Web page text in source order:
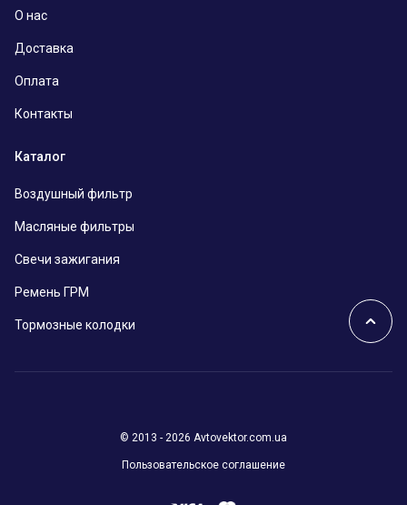
О нас
Доставка
Оплата
Контакты
Каталог
Воздушный фильтр
Масляные фильтры
Свечи зажигания
Ремень ГРМ
Тормозные колодки
© 2013 - 2026 Avtovektor.com.ua
Пользовательское соглашение